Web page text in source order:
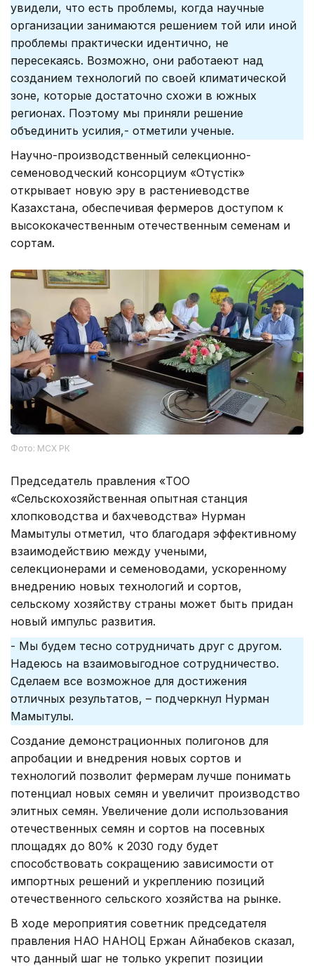
увидели, что есть проблемы, когда научные
организации занимаются решением той или иной
проблемы практически идентично, не
пересекаясь. Возможно, они работаеют над
созданием технологий по своей климатической
зоне, которые достаточно схожи в южных
регионах. Поэтому мы приняли решение
объединить усилия,- отметили ученые.
Научно-производственный селекционно-
семеноводческий консорциум «Оңтүстік»
открывает новую эру в растениеводстве
Казахстана, обеспечивая фермеров доступом к
высококачественным отечественным семенам и
сортам.
Фото: МСХ РК
Председатель правления «ТОО
«Сельскохозяйственная опытная станция
хлопководства и бахчеводства» Нурман
Мамытулы отметил, что благодаря эффективному
взаимодействию между учеными,
селекционерами и семеноводами, ускоренному
внедрению новых технологий и сортов,
сельскому хозяйству страны может быть придан
новый импульс развития.
- Мы будем тесно сотрудничать друг с другом.
Надеюсь на взаимовыгодное сотрудничество.
Сделаем все возможное для достижения
отличных результатов, – подчеркнул Нурман
Мамытулы.
Создание демонстрационных полигонов для
апробации и внедрения новых сортов и
технологий позволит фермерам лучше понимать
потенциал новых семян и увеличит производство
элитных семян. Увеличение доли использования
отечественных семян и сортов на посевных
площадях до 80% к 2030 году будет
способствовать сокращению зависимости от
импортных решений и укреплению позиций
отечественного сельского хозяйства на рынке.
В ходе мероприятия советник председателя
правления НАО НАНОЦ Ержан Айнабеков сказал,
что данный шаг не только укрепит позиции